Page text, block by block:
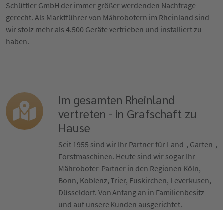
Schüttler GmbH der immer größer werdenden Nachfrage
gerecht. Als Marktführer von Mährobotern im Rheinland sind
wir stolz mehr als 4.500 Geräte vertrieben und installiert zu
haben.
Im gesamten Rheinland
vertreten - in Grafschaft zu
Hause
Seit 1955 sind wir Ihr Partner für Land-, Garten-,
Forstmaschinen. Heute sind wir sogar Ihr
Mähroboter-Partner in den Regionen Köln,
Bonn, Koblenz, Trier, Euskirchen, Leverkusen,
Düsseldorf. Von Anfang an in Familienbesitz
und auf unsere Kunden ausgerichtet.